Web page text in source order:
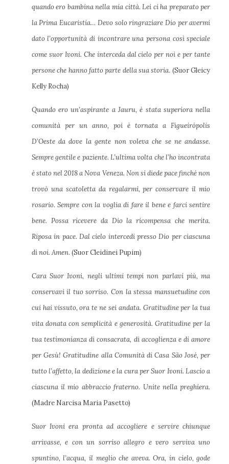
quando ero bambina nella mia città. Lei ci ha preparato per
la Prima Eucaristia… Devo solo ringraziare Dio per avermi
dato l’opportunità di incontrare una persona così speciale
come suor Ivoni. Che interceda dal cielo per noi e per tante
persone che hanno fatto parte della sua storia. (Suor Gleicy
Kelly Rocha)
Quando ero un’aspirante a Jauru, è stata superiora nella
comunità per un anno, poi è tornata a Figueirópolis
D’Oeste da dove la gente non voleva che se ne andasse.
Sempre gentile e paziente. L’ultima volta che l’ho incontrata
è stato nel 2018 a Nova Veneza. Non si diede pace finché non
trovò una scatoletta da regalarmi, per conservare il mio
rosario. Sempre con la voglia di fare il bene e farci sentire
bene. Possa ricevere da Dio la ricompensa che merita.
Riposa in pace. Dal cielo intercedi presso Dio per ciascuna
di noi. Amen. (Suor Cleidinei Pupim)
Cara Suor Ivoni, negli ultimi tempi non parlavi più, ma
conservavi il tuo sorriso. Con la stessa mansuetudine con
cui hai vissuto, ora te ne sei andata. Gratitudine per la tua
vita donata con semplicità e generosità. Gratitudine per la
tua testimonianza di consacrata, di accoglienza e di amore
per Gesù! Gratitudine alla Comunità di Casa São José, per
tutto l’affetto, la dedizione e la cura per Suor Ivoni. Lascio a
ciascuna il mio abbraccio fraterno. Unite nella preghiera.
(Madre Narcisa Maria Pasetto)
Suor Ivoni era pronta ad accogliere e servire chiunque
arrivasse, e con un sorriso allegro e vero serviva uno
spuntino, l’acqua, il meglio che aveva. Ora, in cielo, gode